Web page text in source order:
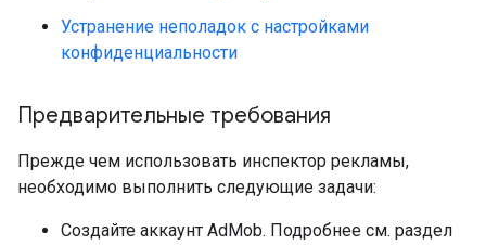
Устранение неполадок с настройками
конфиденциальности
Предварительные требования
Прежде чем использовать инспектор рекламы,
необходимо выполнить следующие задачи:
Создайте аккаунт AdMob. Подробнее см. раздел